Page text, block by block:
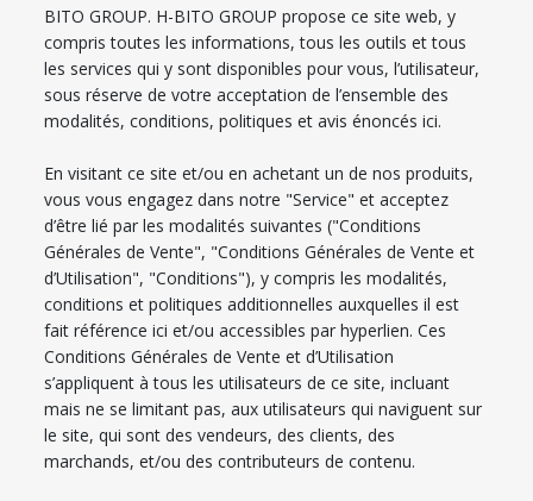
BITO GROUP. H-BITO GROUP propose ce site web, y
compris toutes les informations, tous les outils et tous
les services qui y sont disponibles pour vous, l’utilisateur,
sous réserve de votre acceptation de l’ensemble des
modalités, conditions, politiques et avis énoncés ici.
En visitant ce site et/ou en achetant un de nos produits,
vous vous engagez dans notre "Service" et acceptez
d’être lié par les modalités suivantes ("Conditions
Générales de Vente", "Conditions Générales de Vente et
d’Utilisation", "Conditions"), y compris les modalités,
conditions et politiques additionnelles auxquelles il est
fait référence ici et/ou accessibles par hyperlien. Ces
Conditions Générales de Vente et d’Utilisation
s’appliquent à tous les utilisateurs de ce site, incluant
mais ne se limitant pas, aux utilisateurs qui naviguent sur
le site, qui sont des vendeurs, des clients, des
marchands, et/ou des contributeurs de contenu.